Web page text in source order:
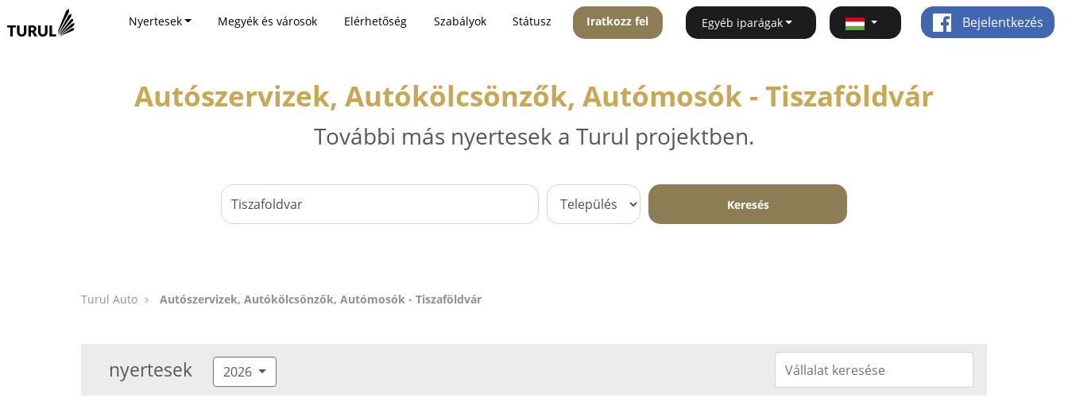
Nyertesek Megyék és városok Elérhetőség Szabályok Státusz Iratkozz fel Egyéb iparágak Bejelentkezés
Autószervizek, Autókölcsönzők, Autómosók - Tiszaföldvár
További más nyertesek a Turul projektben.
Keresés
Turul Auto Autószervizek, Autókölcsönzők, Autómosók - Tiszaföldvár
nyertesek 2026